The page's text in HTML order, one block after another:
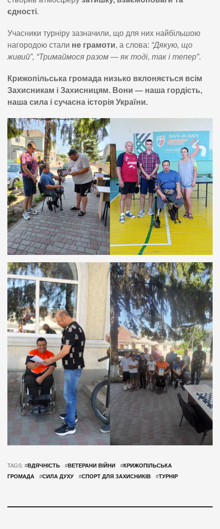
єдності.
Учасники турніру зазначили, що для них найбільшою
нагородою стали не грамоти, а слова: “Дякую, що
живий”, “Тримаймося разом — як тоді, так і тепер”.
Крижопільська громада низько вклоняється всім
Захисникам і Захисницям. Вони — наша гордість,
наша сила і сучасна історія України.
TAGS: #ВДЯЧНІСТЬ #ВЕТЕРАНИ ВІЙНИ #КРИЖОПІЛЬСЬКА
ГРОМАДА
#СИЛА ДУХУ #СПОРТ ДЛЯ ЗАХИСНИКІВ #ТУРНІР